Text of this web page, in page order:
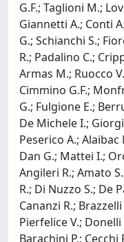
G.F.; Taglioni M.;
Giannetti A.; Conti
G.; Schianchi S.;
R.; Padalino C.;
Armas M.; Ruocco
Cimmino G.F.;
G.; Fulgione E.;
De Michele I.;
Peserico A.; Alaibac
Dan G.; Mattei I.;
Angileri R.; Amato
R.; Di Nuzzo S.; De
Cananzi R.;
Pierfelice V.;
Barachini P.; Cecchi